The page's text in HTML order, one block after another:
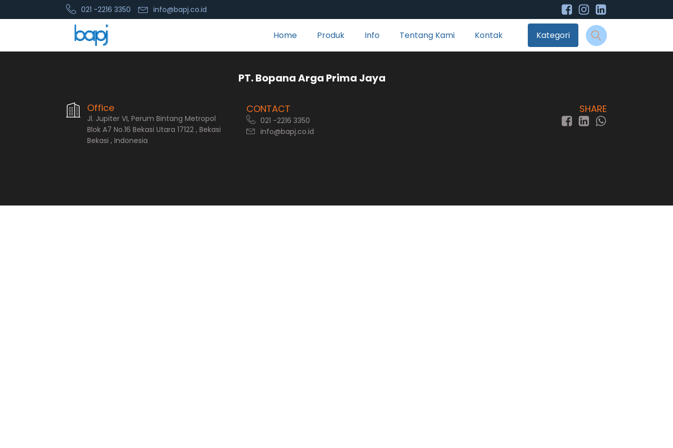
021 -2216 3350 info@bapj.co.id
Home Produk Info Tentang Kami Kontak Kategori
PT. Bopana Arga Prima Jaya
Office
Jl. Jupiter VI, Perum Bintang Metropol
Blok A7 No.16 Bekasi Utara 17122 , Bekasi
Bekasi , Indonesia
CONTACT
021 -2216 3350
info@bapj.co.id
SHARE